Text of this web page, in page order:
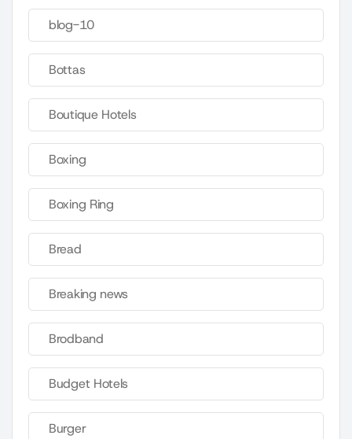
blog-10
Bottas
Boutique Hotels
Boxing
Boxing Ring
Bread
Breaking news
Brodband
Budget Hotels
Burger